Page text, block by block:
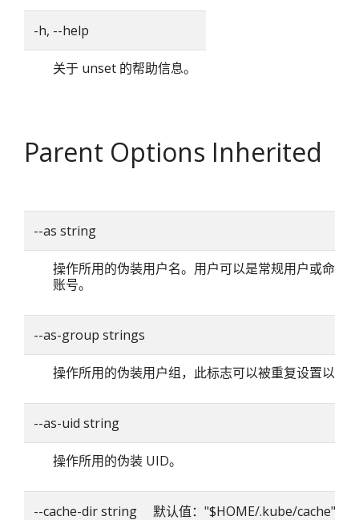
-h, --help
关于 unset 的帮助信息。
Parent Options Inherited
--as string
操作所用的伪装用户名。用户可以是常规用户或命名
账号。
--as-group strings
操作所用的伪装用户组，此标志可以被重复设置以指
--as-uid string
操作所用的伪装 UID。
--cache-dir string 默认值："$HOME/.kube/cache"